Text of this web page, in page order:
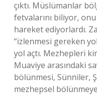
çıktı. Müslümanlar
fetvalarını biliyor,
hareket ediyorlardı.
“izlenmesi gereken
yol açtı. Mezhepleri
Muaviye arasındaki
bölünmesi, Sünniler,
mezhepsel